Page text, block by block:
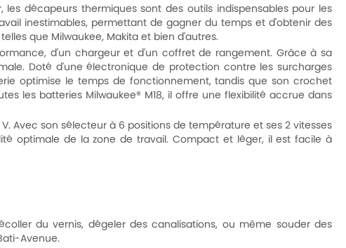
décapeurs thermiques sont des outils indispensables pour les
inestimables, permettant de gagner du temps et d'obtenir des
que Milwaukee, Makita et bien d'autres.
d'un chargeur et d'un coffret de rangement. Grâce à sa
Doté d'une électronique de protection contre les surcharges
optimise le temps de fonctionnement, tandis que son crochet
les batteries Milwaukee® M18, il offre une flexibilité accrue dans
Avec son sélecteur à 6 positions de température et ses 2 vitesses
optimale de la zone de travail. Compact et léger, il est facile à
du vernis, dégeler des canalisations, ou même souder des
Avenue.